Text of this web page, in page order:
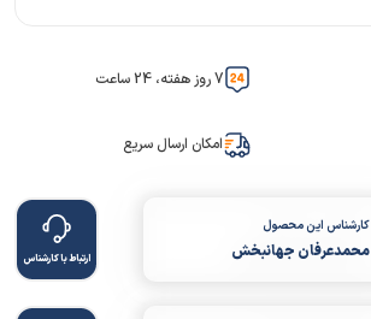
7 روز هفته، 24 ساعت
امکان ارسال سریع
کارشناس این محصول
محمدعرفان جهانبخش ارتباط با کارشناس